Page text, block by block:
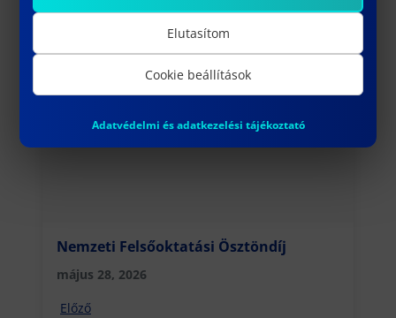
További híreink
Nemzeti Felsőoktatási Ösztöndíj
május 28, 2026
Előző
Elutasítom
Cookie beállítások
Adatvédelmi és adatkezelési tájékoztató